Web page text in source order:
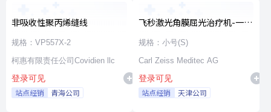
非吸收性聚丙烯缝线
规格：VP557X-2
柯惠有限责任公司Covidien llc
登录可见
站点经销 青海公司
飞秒激光角膜屈光治疗机-一次
性使用无菌治疗包
规格：小号(S)
Carl Zeiss Meditec AG
登录可见
站点经销 天津公司